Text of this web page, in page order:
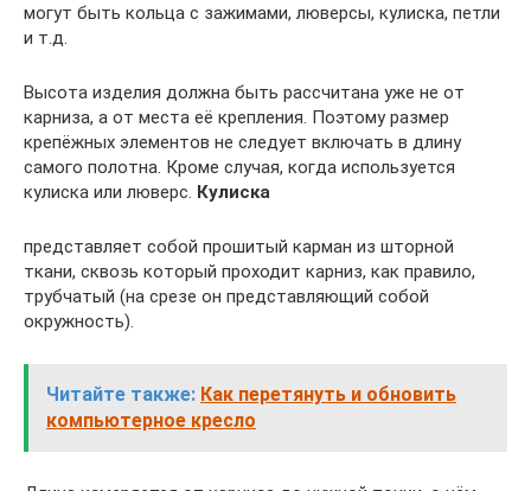
могут быть кольца с зажимами, люверсы, кулиска, петли
и т.д.
Высота изделия должна быть рассчитана уже не от
карниза, а от места её крепления. Поэтому размер
крепёжных элементов не следует включать в длину
самого полотна. Кроме случая, когда используется
кулиска или люверс. Кулиска
представляет собой прошитый карман из шторной
ткани, сквозь который проходит карниз, как правило,
трубчатый (на срезе он представляющий собой
окружность).
Читайте также: Как перетянуть и обновить
компьютерное кресло